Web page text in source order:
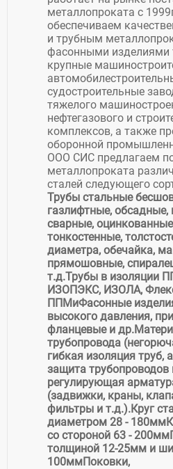
металлопроката c
обеспечиваем
и трубным
фасонными изделиями
крупные
судостроительные
тяжелого
нефтегазового и
комплексов, а также
оборонной
ООО СИС предлагаем
металлопроката
сталей следующего
Трубы стальные
газлифтные,
сварные,
тонкостенные,
диаметра, обечайка,
прямошовные,
т.д.Трубы в изоляции
ИЗОПЭКС, ИЗОЛА,
ППМиФасонные
высокого давления,
фланцевые и др.
трубопровода
гибкая изоляция труб,
защита трубопроводов
регулирующая
(задвижки, краны,
фильтры и т.д.).Круг
диаметром 28 - 180мм
со стороной 63 - 200мм
толщиной 12-25мм и
100ммПоковки,